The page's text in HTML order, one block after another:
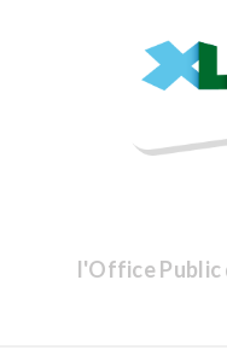
l'Office Public